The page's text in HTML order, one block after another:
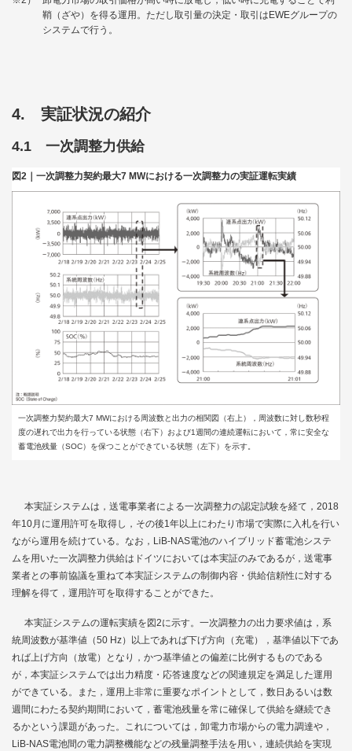
鞘（ざや）を得る運用。ただし取引量の決定・取引はEWEグループの
システムで行う。
4. 実証状況の紹介
4.1 一次調整力供給
図2｜一次調整力契約最大7 MWにおける一次調整力の実証運転実績
一次調整力契約最大7 MWにおける周波数と出力の相関図（右上），周波数に対し数秒程
度の遅れで出力を行っている状態（右下）および1週間の連続運転において，常に安全な
蓄電池残量（SOC）を保つことができている状態（左下）を示す。
本実証システムは，送電事業者による一次調整力の認定試験を経て，2018
年10月に運用許可を取得し，その後1年以上にわたり市場で実際に入札を行い
ながら運用を続けている。なお，LiB-NAS電池のハイブリッド蓄電池システ
ムを用いた一次調整力供給はドイツにおいては本実証のみであるが，送電事
業者との事前協議を重ねて本実証システムの制御内容・供給信頼性に対する
理解を得て，運用許可を取得することができた。
本実証システムの運転実績を図2に示す。一次調整力の出力要求値は，系
統周波数が基準値（50 Hz）以上であれば下げ方向（充電），基準値以下であ
れば上げ方向（放電）となり，かつ基準値との偏差に比例するものである
が，本実証システムでは出力精度・応答速度などの関連規定を満足した運用
ができている。また，運用上非常に重要なポイントとして，数日あるいは数
週間にわたる契約期間において，蓄電池残量を常に確保して供給を継続でき
るかという課題があった。これについては，卸電力市場からの電力調達や，
LiB-NAS電池間の電力調整機能などの残量調整手法を用い，連続供給を実現